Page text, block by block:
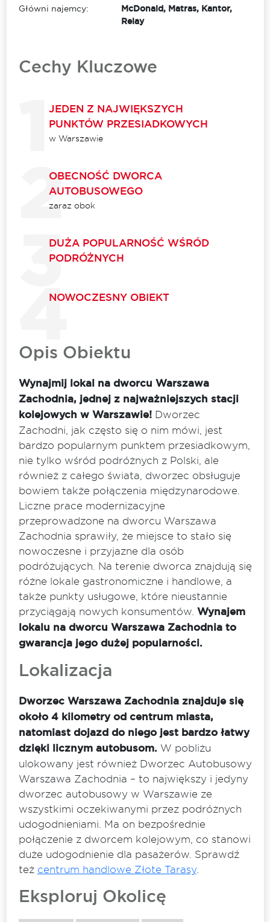
Główni najemcy:
McDonald, Matras, Kantor,
Relay
Cechy Kluczowe
JEDEN Z NAJWIĘKSZYCH
PUNKTÓW PRZESIADKOWYCH
w Warszawie
OBECNOŚĆ DWORCA
AUTOBUSOWEGO
zaraz obok
DUŻA POPULARNOŚĆ WŚRÓD
PODRÓŻNYCH
NOWOCZESNY OBIEKT
Opis Obiektu
Wynajmij lokal na dworcu Warszawa
Zachodnia, jednej z najważniejszych stacji
kolejowych w Warszawie!Dworzec
Zachodni, jak często się o nim mówi, jest
bardzo popularnym punktem przesiadkowym,
nie tylko wśród podróżnych z Polski, ale
również z całego świata, dworzec obsługuje
bowiem także połączenia międzynarodowe.
Liczne prace modernizacyjne
przeprowadzone na dworcu Warszawa
Zachodnia sprawiły, że miejsce to stało się
nowoczesne i przyjazne dla osób
podróżujących. Na terenie dworca znajdują się
różne lokale gastronomiczne i handlowe, a
także punkty usługowe, które nieustannie
przyciągają nowych konsumentów. Wynajem
lokalu na dworcu Warszawa Zachodnia to
gwarancja jego dużej popularności.
Lokalizacja
Dworzec Warszawa Zachodnia znajduje się
około 4 kilometry od centrum miasta,
natomiast dojazd do niego jest bardzo łatwy
dzięki licznym autobusom.W pobliżu
ulokowany jest również Dworzec Autobusowy
Warszawa Zachodnia – to największy i jedyny
dworzec autobusowy w Warszawie ze
wszystkimi oczekiwanymi przez podróżnych
udogodnieniami. Ma on bezpośrednie
połączenie z dworcem kolejowym, co stanowi
duże udogodnienie dla pasażerów. Sprawdź
też centrum handlowe Złote Tarasy.
Eksploruj Okolicę